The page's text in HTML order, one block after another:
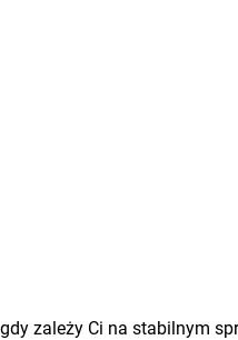
zależy Ci na stabilnym